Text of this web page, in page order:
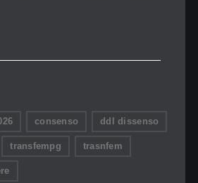
consenso ddl dissenso
transfempg trasnfem